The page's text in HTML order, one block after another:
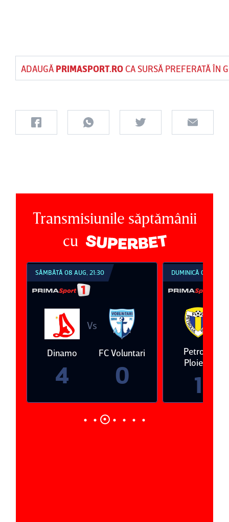
ADAUGĂ PRIMASPORT.ROCA SURSĂ PREFERATĂ ÎN
Transmisiunile săptămânii
cu
SÂMBĂTĂ 08 AUG, 21:30
Dinamo
4
Vs
FC Voluntari
0
DUMINICĂ 09 AUG,
Petrolul
Ploieşti
1